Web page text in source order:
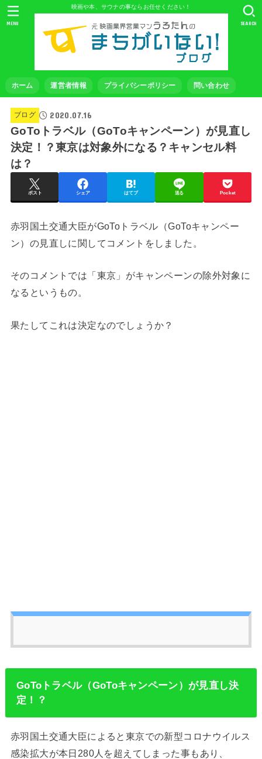
映画や本、サウナの事ならお任せください！
ホーム 運営者情報 プライバシーポリシー 問い合わせ
SEARCH
MENU
ブログ 2020.07.16
GoToトラベル（GoToキャンペーン）が見直し
決定！？東京は対象外になる？キャンセル料
は？
ポスト シェア はてブ 送る Pocket
赤羽国土交通大臣がGoToトラベル（GoToキャンペー
ン）の見直しに関してコメントをしました。
そのコメントでは「東京」がキャンペーンの除外対象に
なるというもの。
果たしてこれは決定なのでしょうか？
GoToトラベル（GoToキャンペーン）が見直し決
定！？
赤羽国土交通大臣によると東京での新型コロナウイルス
感染拡大が本日280人を超えてしまった事もあり、